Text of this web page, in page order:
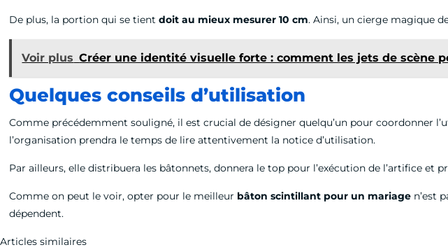
De plus, la portion qui se tientdoit au mieux mesurer 10 cm. Ainsi, un cierge magique
Voir plus Créer une identité visuelle forte : comment les jets de scène
Quelques conseils d’utilisation
Comme précédemment souligné, il est crucial de désigner quelqu’un pour coordonner
l’organisation prendra le temps de lire attentivement la notice d’utilisation.
Par ailleurs, elle distribuera les bâtonnets, donnera le top pour l’exécution de l’artifice et
Comme on peut le voir, opter pour le meilleur bâton scintillant pour un mariage n’est
dépendent.
Articles similaires